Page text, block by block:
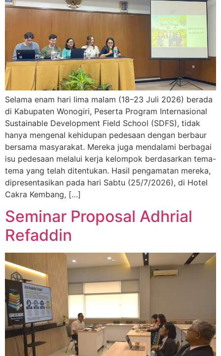
Selama enam hari lima malam (18–23 Juli 2026) berada
di Kabupaten Wonogiri, Peserta Program Internasional
Sustainable Development Field School (SDFS), tidak
hanya mengenal kehidupan pedesaan dengan berbaur
bersama masyarakat. Mereka juga mendalami berbagai
isu pedesaan melalui kerja kelompok berdasarkan tema-
tema yang telah ditentukan. Hasil pengamatan mereka,
dipresentasikan pada hari Sabtu (25/7/2026), di Hotel
Cakra Kembang, […]
Seminar Proposal Adhrial
Refaddin